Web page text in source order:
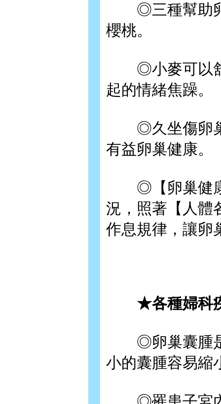
◎三種幫助卵
櫻桃。
◎小麥可以舒
起的情緒焦躁。
◎久坐傷卵巢
有益卵巢健康。
◎【卵巢健康
況，照著【人體
作息規律，讓卵
★各種婦科疾
◎卵巢囊腫是
小的囊腫容易縮